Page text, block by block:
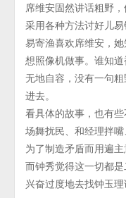
席维安固然讲话粗野
采用各种方法讨好儿易
易寄渔喜欢席维安，
想照像机做事。谁知
无地自容，没有一句
进去。
看具体的故事，也有
场舞扰民、和经理拌
为了制造矛盾而用遍主
而钟秀觉得这一切都
兴奋过度地去找钟玉